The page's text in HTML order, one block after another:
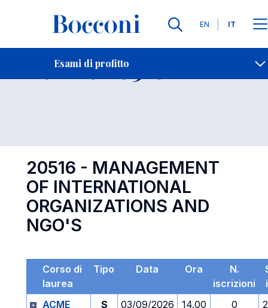
Lingue
EN IT
Esami di profitto
Contatti
Esame 20516 Open
20516 - MANAGEMENT
OF INTERNATIONAL
ORGANIZATIONS AND
NGO'S
Corso di
laurea
Tipo Data Ora
N.
iscrizioni
ACME
S 03/09/2026 14.00 0